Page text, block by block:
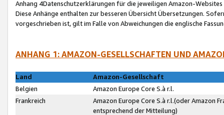
Anhang 4Datenschutzerklärungen für die jeweiligen Amazon-Websites
Diese Anhänge enthalten zur besseren Übersicht Übersetzungen.
vorgeschrieben ist, gilt im Falle von Abweichungen die englische
ANHANG 1: AMAZON-GESELLSCHAFTEN UND
Land
Amazon-Gesellschaft
Belgien
Amazon Europe Core S.à r.l.
Frankreich
Amazon Europe Core S.à r.l.(oder Amazon
entsprechend der Mitteilung)